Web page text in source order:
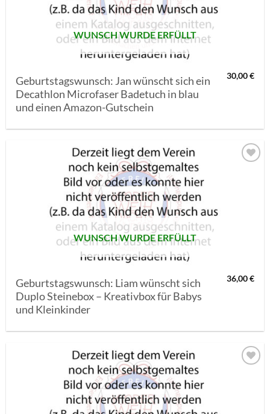
WUNSCH WURDE ERFÜLLT
Geburtstagswunsch: Jan wünscht sich ein
Decathlon Microfaser Badetuch in blau
und einen Amazon-Gutschein
30,00€
WUNSCH WURDE ERFÜLLT
Geburtstagswunsch: Liam wünscht sich
Duplo Steinebox – Kreativbox für Babys
und Kleinkinder
36,00€